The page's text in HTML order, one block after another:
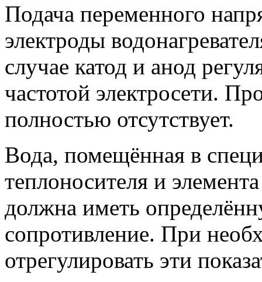
Подача переменного
электроды
случае катод и анод
частотой электросети.
полностью отсутствует.
Вода, помещённая в
теплоносителя и
должна иметь
сопротивление. При
отрегулировать эти